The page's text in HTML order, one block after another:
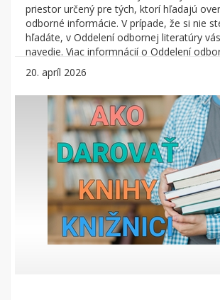
priestor určený pre tých, ktorí hľadajú
odborné informácie. V prípade, že si nie
hľadáte, v Oddelení odbornej literatúry
navedie. Viac informnácií o Oddelení
nájdete TU.
20. apríl 2026